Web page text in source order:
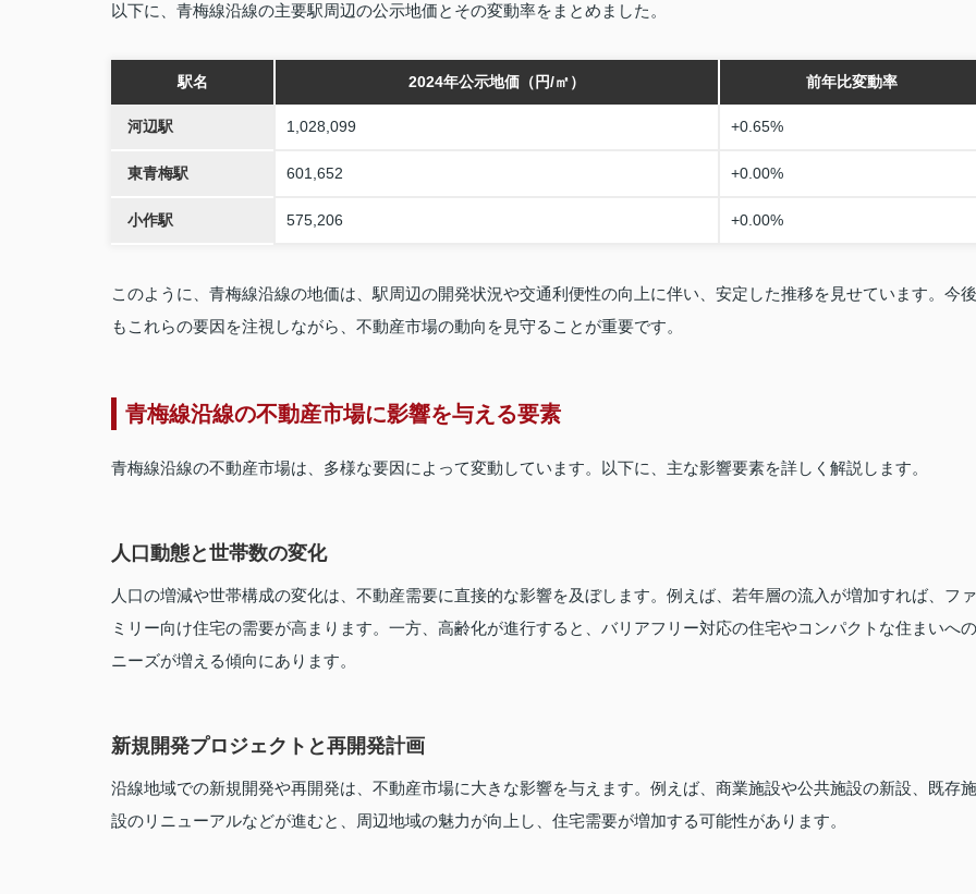
以下に、青梅線沿線の主要駅周辺の公示地価とその変動率をまとめました。
駅名 2024年公示地価（円/㎡） 前年比変動率
河辺駅 1,028,099 +0.65%
東青梅駅 601,652 +0.00%
小作駅 575,206 +0.00%
このように、青梅線沿線の地価は、駅周辺の開発状況や交通利便性の向上に伴い、安定した推移を見せています。今後
もこれらの要因を注視しながら、不動産市場の動向を見守ることが重要です。
青梅線沿線の不動産市場に影響を与える要素
青梅線沿線の不動産市場は、多様な要因によって変動しています。以下に、主な影響要素を詳しく解説します。
人口動態と世帯数の変化
人口の増減や世帯構成の変化は、不動産需要に直接的な影響を及ぼします。例えば、若年層の流入が増加すれば、ファ
ミリー向け住宅の需要が高まります。一方、高齢化が進行すると、バリアフリー対応の住宅やコンパクトな住まいへの
ニーズが増える傾向にあります。
新規開発プロジェクトと再開発計画
沿線地域での新規開発や再開発は、不動産市場に大きな影響を与えます。例えば、商業施設や公共施設の新設、既存施
設のリニューアルなどが進むと、周辺地域の魅力が向上し、住宅需要が増加する可能性があります。